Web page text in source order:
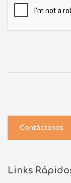
Contáctenos
Links